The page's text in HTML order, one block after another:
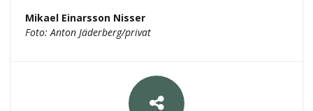
Mikael Einarsson Nisser
Foto: Anton Jäderberg/privat